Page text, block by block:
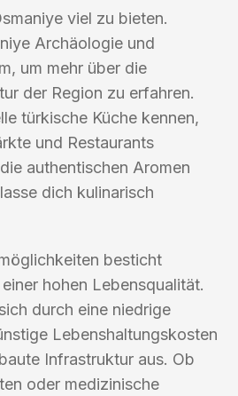
viel zu bieten.
Archäologie und
um mehr über die
der Region zu erfahren.
türkische Küche kennen,
und Restaurants
authentischen Aromen
dich kulinarisch
besticht
hohen Lebensqualität.
durch eine niedrige
Lebenshaltungskosten
Infrastruktur aus. Ob
oder medizinische